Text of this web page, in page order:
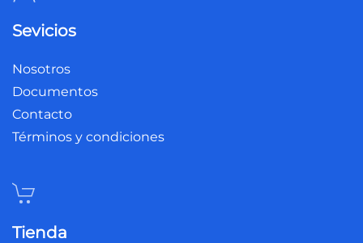
Sevicios
Nosotros
Documentos
Contacto
Términos y condiciones
Tienda